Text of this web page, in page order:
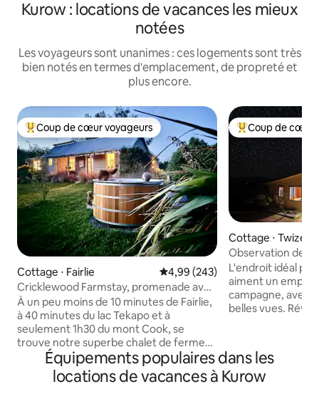
Kurow : locations de vacances les mieux
notées
Les voyageurs sont unanimes : ces logements sont très
bien notés en termes d'emplacement, de propreté et
plus encore.
Coups de cœur voyageurs les plus appréciés
Coup de cœur voyageurs
Cottage ⋅ Fairlie Évaluation moyenne sur la
4,99 (243)
Cricklewood Farmstay, promenade avec
des alpagas et jacuzzi
À un peu moins de 10 minutes de Fairlie,
à 40 minutes du lac Tekapo et à
seulement 1h30 du mont Cook, se
trouve notre superbe chalet de ferme
historique. Observez et caressez nos
animaux amicaux depuis le chalet et
profitez de l'une des meilleures vues sur
Coups de cœur
Coup de cœur
Cottage ⋅ Twizel
Observation des
du mont Cook et
L'endroit idéal
aiment un
campagne, avec
belles vues.
chalet est situé
tranquille de 10
de ciel étoilé et
Équipements populaires dans les
locations de vacances à Kurow